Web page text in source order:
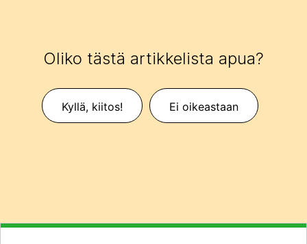
Oliko tästä artikkelista apua?
Kyllä, kiitos! Ei oikeastaan